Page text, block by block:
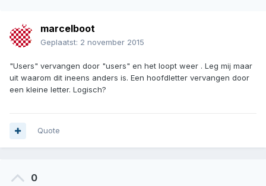
marcelboot
Geplaatst: 2 november 2015
"Users" vervangen door "users" en het loopt weer . Leg mij maar
uit waarom dit ineens anders is. Een hoofdletter vervangen door
een kleine letter. Logisch?
Quote
0